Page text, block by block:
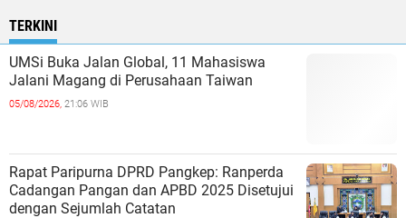
TERKINI
UMSi Buka Jalan Global, 11 Mahasiswa
Jalani Magang di Perusahaan Taiwan
05/08/2026, 21:06 WIB
Rapat Paripurna DPRD Pangkep: Ranperda
Cadangan Pangan dan APBD 2025 Disetujui
dengan Sejumlah Catatan